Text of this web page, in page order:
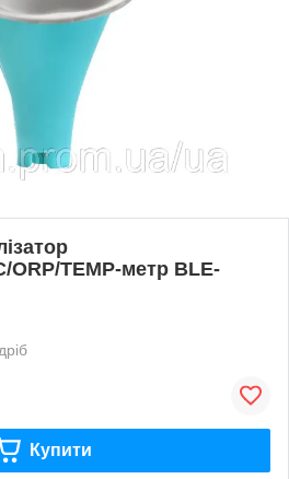
ORP/TEMP-метр BLE-
Купити